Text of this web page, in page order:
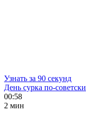
Узнать за 90 секунд
День сурка по-советски
00:58
2 мин